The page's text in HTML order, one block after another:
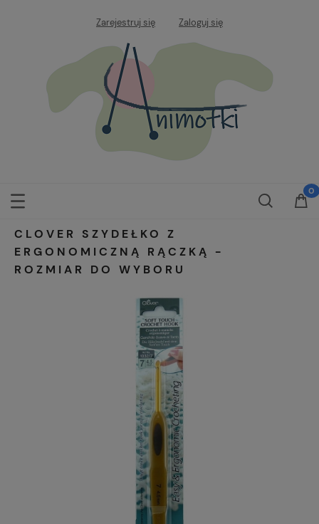
Zarejestruj się Zaloguj się
CLOVER SZYDEŁKO Z
ERGONOMICZNĄ RĄCZKĄ -
ROZMIAR DO WYBORU